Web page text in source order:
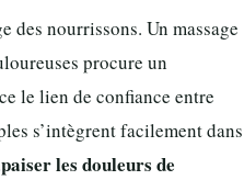
des nourrissons. Un massage
procure un
le lien de confiance entre
s’intègrent facilement dans
les douleurs de